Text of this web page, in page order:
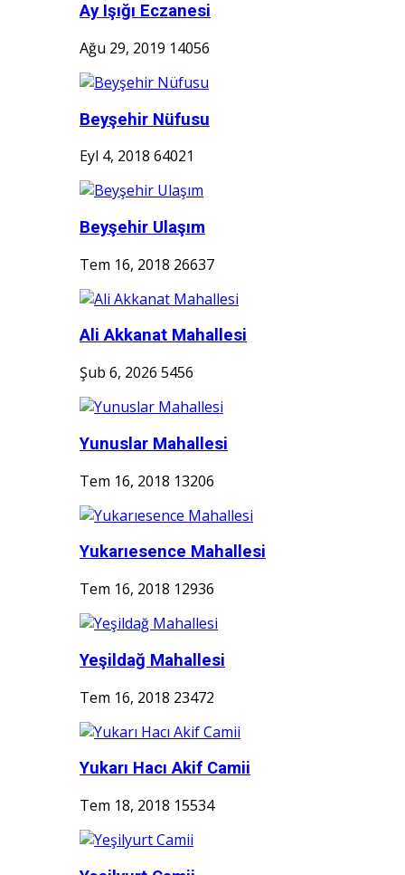
Ay Işığı Eczanesi
Ağu 29, 2019 14056
Beyşehir Nüfusu
Eyl 4, 2018 64021
Beyşehir Ulaşım
Tem 16, 2018 26637
Ali Akkanat Mahallesi
Şub 6, 2026 5456
Yunuslar Mahallesi
Tem 16, 2018 13206
Yukarıesence Mahallesi
Tem 16, 2018 12936
Yeşildağ Mahallesi
Tem 16, 2018 23472
Yukarı Hacı Akif Camii
Tem 18, 2018 15534